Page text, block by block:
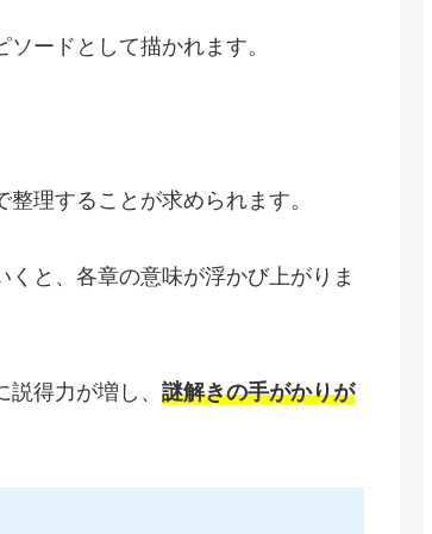
ソードとして描かれます。
理することが求められます。
くと、各章の意味が浮かび上がりま
得力が増し、 謎解きの手がかりが